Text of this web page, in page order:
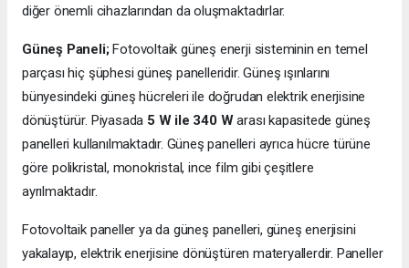
diğer önemli cihazlarından da oluşmaktadırlar.
Güneş Paneli;Fotovoltaik güneş enerji sisteminin en temel
parçası hiç şüphesi güneş panelleridir. Güneş ışınlarını
bünyesindeki güneş hücreleri ile doğrudan elektrik enerjisine
dönüştürür. Piyasada 5 W ile 340 Warası kapasitede güneş
panelleri kullanılmaktadır. Güneş panelleri ayrıca hücre türüne
göre polikristal, monokristal, ince film gibi çeşitlere
ayrılmaktadır.
Fotovoltaik paneller ya da güneş panelleri, güneş enerjisini
yakalayıp, elektrik enerjisine dönüştüren materyallerdir. Paneller